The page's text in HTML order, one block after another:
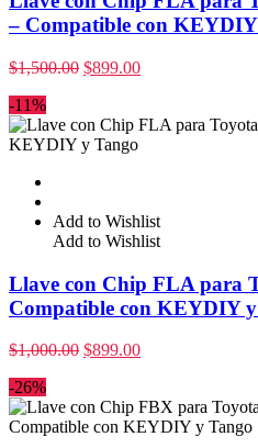
– Compatible con
$1,500.00 $899.00
-11%
Add to Wishlist
Add to Wishlist
Llave con Chip FLA para
Compatible con KEYDIY
$1,000.00 $899.00
-26%